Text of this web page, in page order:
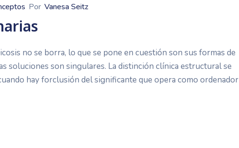
Por Vanesa Seitz
no se borra, lo que se pone en cuestión son sus formas de
soluciones son singulares. La distinción clínica estructural se
hay forclusión del significante que opera como ordenador